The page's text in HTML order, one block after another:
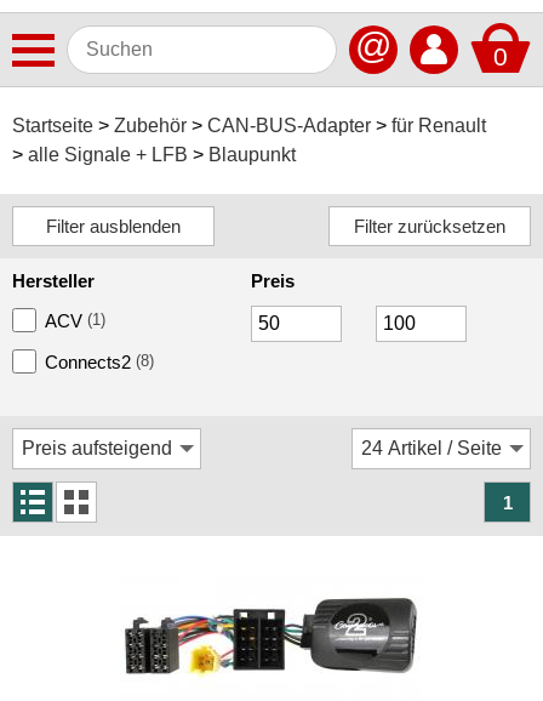
0
@
Startseite Zubehör CAN-BUS-Adapter
für Renault
alle Signale + LFB
Blaupunkt
Autoradios
Dashcams
Freisprechanlagen
Lautsprecher
Navigationssoftware
Navigationssysteme
Hersteller
ACV (1)
Connects2 (8)
Preis
1